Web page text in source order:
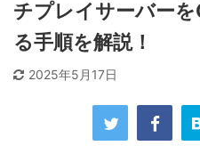
チプレイサーバー
る手順を解説！
2025年5月17日